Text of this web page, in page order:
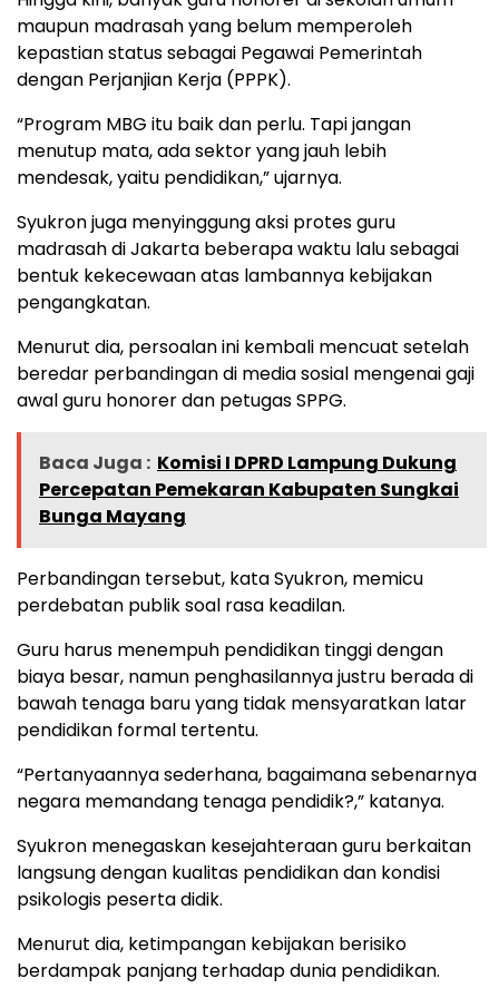
maupun madrasah yang belum memperoleh
kepastian status sebagai Pegawai Pemerintah
dengan Perjanjian Kerja (PPPK).
“Program MBG itu baik dan perlu. Tapi jangan
menutup mata, ada sektor yang jauh lebih
mendesak, yaitu pendidikan,” ujarnya.
Syukron juga menyinggung aksi protes guru
madrasah di Jakarta beberapa waktu lalu sebagai
bentuk kekecewaan atas lambannya kebijakan
pengangkatan.
Menurut dia, persoalan ini kembali mencuat setelah
beredar perbandingan di media sosial mengenai gaji
awal guru honorer dan petugas SPPG.
Baca Juga : Komisi I DPRD Lampung Dukung
Percepatan Pemekaran Kabupaten Sungkai
Bunga Mayang
Perbandingan tersebut, kata Syukron, memicu
perdebatan publik soal rasa keadilan.
Guru harus menempuh pendidikan tinggi dengan
biaya besar, namun penghasilannya justru berada di
bawah tenaga baru yang tidak mensyaratkan latar
pendidikan formal tertentu.
“Pertanyaannya sederhana, bagaimana sebenarnya
negara memandang tenaga pendidik?,” katanya.
Syukron menegaskan kesejahteraan guru berkaitan
langsung dengan kualitas pendidikan dan kondisi
psikologis peserta didik.
Menurut dia, ketimpangan kebijakan berisiko
berdampak panjang terhadap dunia pendidikan.